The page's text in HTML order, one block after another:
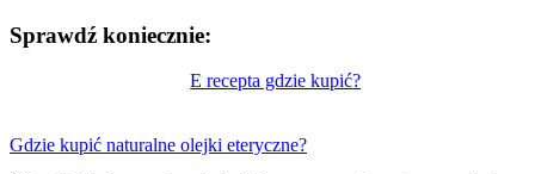
Sprawdź koniecznie:
E recepta gdzie kupić?
Gdzie kupić naturalne olejki eteryczne?